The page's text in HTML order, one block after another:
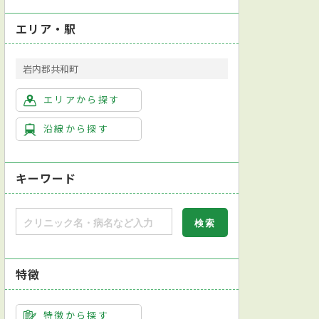
エリア・駅
岩内郡共和町
エリアから探す
沿線から探す
キーワード
特徴
特徴から探す